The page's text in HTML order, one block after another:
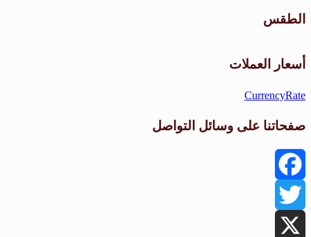
الطقس
أسعار العملات
CurrencyRate
صفحاتنا على وسائل التواصل
Facebook
Twitter